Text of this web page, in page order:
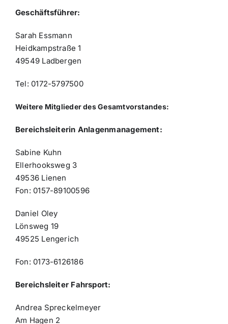
Geschäftsführer:
Sarah Essmann
Heidkampstraße 1
49549 Ladbergen
Tel: 0172-5797500
Weitere Mitglieder des Gesamtvorstandes:
Bereichsleiterin Anlagenmanagement:
Sabine Kuhn
Ellerhooksweg 3
49536 Lienen
Fon: 0157-89100596
Daniel Oley
Lönsweg 19
49525 Lengerich
Fon: 0173-6126186
Bereichsleiter Fahrsport:
Andrea Spreckelmeyer
Am Hagen 2